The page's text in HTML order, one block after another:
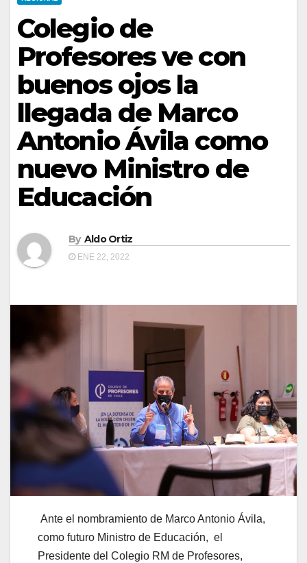
Colegio de
Profesores ve con
buenos ojos la
llegada de Marco
Antonio Ávila como
nuevo Ministro de
Educación
By Aldo Ortiz
ENE 22, 2022
Ante el nombramiento de Marco Antonio Ávila,
como futuro Ministro de Educación, el
Presidente del Colegio RM de Profesores,